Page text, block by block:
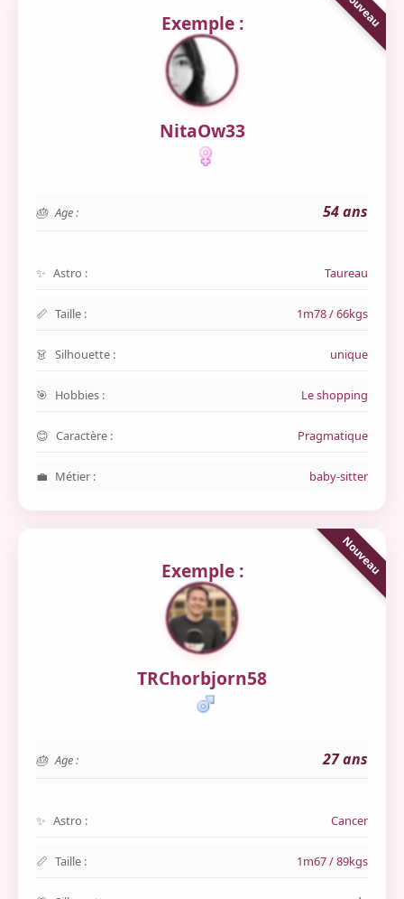
Exemple :
NitaOw33
Age : 54 ans
Astro : Taureau
Taille : 1m78 / 66kgs
Silhouette : unique
Hobbies : Le shopping
Caractère : Pragmatique
Métier : baby-sitter
Exemple :
TRChorbjorn58
Age : 27 ans
Astro : Cancer
Taille : 1m67 / 89kgs